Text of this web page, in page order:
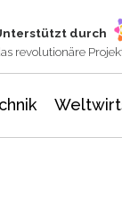
durch
revolutionäre